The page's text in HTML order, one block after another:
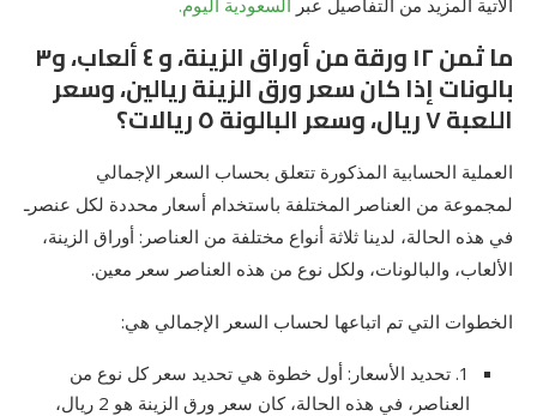
ما ثمن ١٢ ورقة من أوراق الزينة، و ٤ ألعاب، و٣
بالونات إذا كان سعر ورق الزينة ريالين، وسعر
اللعبة ٧ ريال، وسعر البالونة ٥ ريالات؟
العملية الحسابية المذكورة تتعلق بحساب السعر الإجمالي
لمجموعة من العناصر المختلفة باستخدام أسعار محددة لكل عنصرـ
في هذه الحالة، لدينا ثلاثة أنواع مختلفة من العناصر: أوراق الزينة،
الألعاب، والبالونات، ولكل نوع من هذه العناصر سعر معين.
الخطوات التي تم اتباعها لحساب السعر الإجمالي هي:
1. تحديد الأسعار: أول خطوة هي تحديد سعر كل نوع من
العناصر، في هذه الحالة، كان سعر ورق الزينة هو 2 ريال،